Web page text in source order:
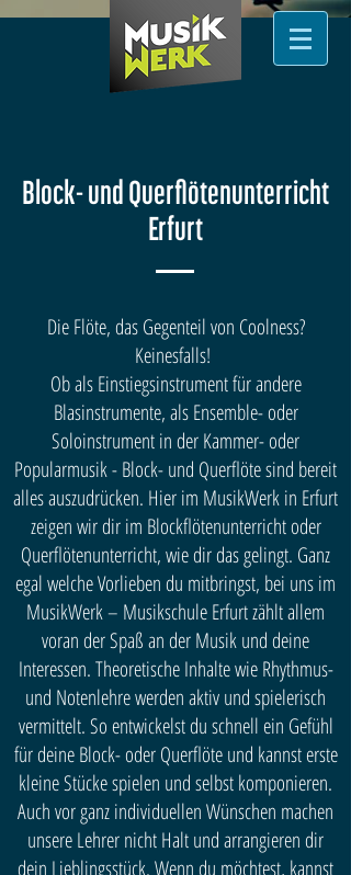
Block- und Querflötenunterricht
Erfurt
Die Flöte, das Gegenteil von Coolness?
Keinesfalls!
Ob als Einstiegsinstrument für andere
Blasinstrumente, als Ensemble- oder
Soloinstrument in der Kammer- oder
Popularmusik - Block- und Querflöte sind bereit
alles auszudrücken. Hier im MusikWerk in Erfurt
zeigen wir dir im Blockflötenunterricht oder
Querflötenunterricht, wie dir das gelingt. Ganz
egal welche Vorlieben du mitbringst, bei uns im
MusikWerk – Musikschule Erfurt zählt allem
voran der Spaß an der Musik und deine
Interessen. Theoretische Inhalte wie Rhythmus-
und Notenlehre werden aktiv und spielerisch
vermittelt. So entwickelst du schnell ein Gefühl
für deine Block- oder Querflöte und kannst erste
kleine Stücke spielen und selbst komponieren.
Auch vor ganz individuellen Wünschen machen
unsere Lehrer nicht Halt und arrangieren dir
dein Lieblingsstück. Wenn du möchtest, kannst